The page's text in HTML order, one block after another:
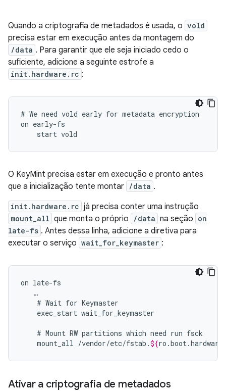
Quando a criptografia de metadados é usada, o vold
precisa estar em execução antes da montagem do
/data . Para garantir que ele seja iniciado cedo o
suficiente, adicione a seguinte estrofe a
init.hardware.rc :
# We need vold early for metadata encryption
on early-fs
    start vold
O KeyMint precisa estar em execução e pronto antes
que a inicialização tente montar /data .
init.hardware.rc já precisa conter uma instrução
mount_all que monta o próprio /data na seção on
late-fs . Antes dessa linha, adicione a diretiva para
executar o serviço wait_for_keymaster :
on
…
# Wait for
exec_start wait_for_keymaster
# Mount RW partitions which need run
mount_all /vendor/etc/fstab.${ro .boot.hardware
Ativar a criptografia de metadados